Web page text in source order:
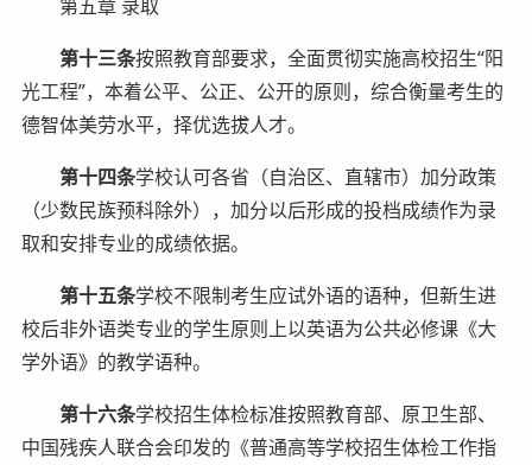
第五章 录取
第十三条按照教育部要求，全面贯彻实施高校招生“阳
光工程”，本着公平、公正、公开的原则，综合衡量考生的
德智体美劳水平，择优选拔人才。
第十四条学校认可各省（自治区、直辖市）加分政策
（少数民族预科除外），加分以后形成的投档成绩作为录
取和安排专业的成绩依据。
第十五条学校不限制考生应试外语的语种，但新生进
校后非外语类专业的学生原则上以英语为公共必修课《大
学外语》的教学语种。
第十六条学校招生体检标准按照教育部、原卫生部、
中国残疾人联合会印发的《普通高等学校招生体检工作指